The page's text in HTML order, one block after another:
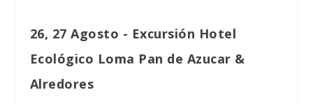
26, 27 Agosto - Excursión Hotel
Ecológico Loma Pan de Azucar &
Alredores